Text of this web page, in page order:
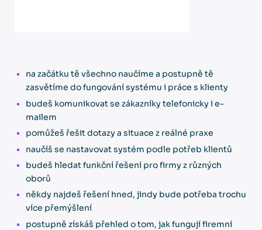
na začátku tě všechno naučíme a postupně tě
zasvětíme do fungování systému i práce s klienty
budeš komunikovat se zákazníky telefonicky i e-
mailem
pomůžeš řešit dotazy a situace z reálné praxe
naučíš se nastavovat systém podle potřeb klientů
budeš hledat funkční řešení pro firmy z různých
oborů
někdy najdeš řešení hned, jindy bude potřeba trochu
více přemýšlení
postupně získáš přehled o tom, jak fungují firemní